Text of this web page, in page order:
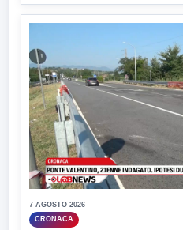
7 AGOSTO 2026
CRONACA